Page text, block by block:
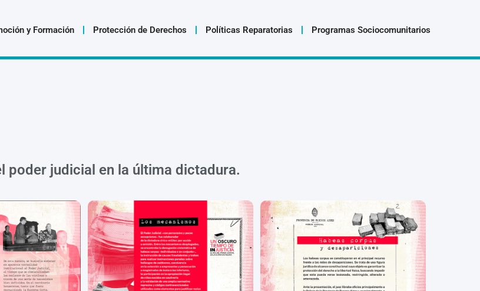
y Formación Protección de Derechos Políticas Reparatorias Programas Sociocomunitarios
poder judicial en la última dictadura.